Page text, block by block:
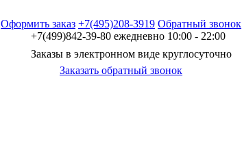
Заказать обратный звонок
+7(499)842-39-80 ежедневно 10:00 - 22:00
Заказы в электронном виде круглосуточно
Оформить заказ +7(495)208-3919 Обратный звонок